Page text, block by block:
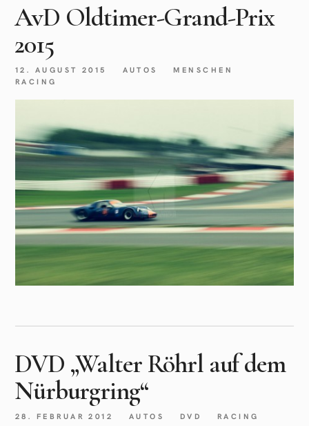
AvD Oldtimer-Grand-Prix
2015
12. AUGUST 2015 AUTOS
MENSCHEN
RACING
DVD „Walter Röhrl auf dem
Nürburgring“
28. FEBRUAR 2012 AUTOS DVD RACING